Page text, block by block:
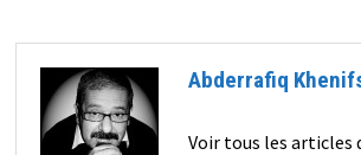
Abderrafiq
Voir tous les articles